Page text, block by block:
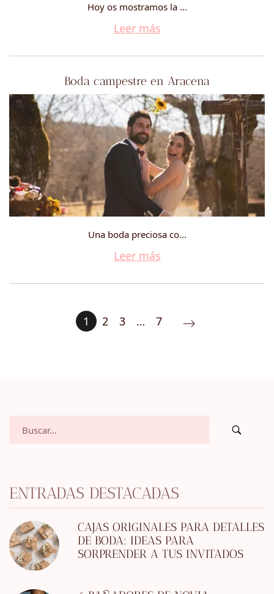
Hoy os mostramos la ...
Leer más
Boda campestre en Aracena
Una boda preciosa co...
Leer más
1 2 3 … 7
ENTRADAS DESTACADAS
CAJAS ORIGINALES PARA DETALLES
DE BODA: IDEAS PARA
SORPRENDER A TUS INVITADOS